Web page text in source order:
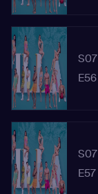
S07
E56
S07
E57